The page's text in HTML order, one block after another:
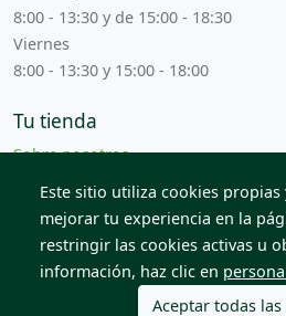
8:00 - 13:30 y de 15:00 - 18:30
Viernes
8:00 - 13:30 y 15:00 - 18:00
Tu tienda
Sobre nosotros
Términos y condiciones
Contacta con nosotros
© 2026 Todos los derechos
2012 S.L.
Este sitio utiliza cookies propias
mejorar tu experiencia en la
restringir las cookies activas u
información, haz clic en
Aceptar todas